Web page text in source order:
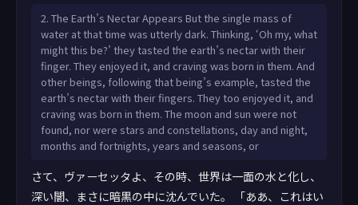
Tesaṁ rasapathaviṁ aṅguliyā sāyataṁ acchādesi, taṇhā ca
tesaṁ okkami. Na candimasūriyā paññāyanti, na
nakkhattāni tārakarūpāni paññāyanti, na rattindivā
paññāyanti, na mās
2. The Earth’s Nectar Appears But the single mass of
water at that time was utterly dark. Thinking, ‘Oh my, what
might this be?’ they tasted the earth’s nectar with their
finger. They enjoyed it, and craving was born in them. And
other beings, following that being’s example, tasted the
earth’s nectar with their fingers. They too enjoyed it, and
craving was born in them. The moon and sun were not
found, nor were stars and constellations, day and night,
months and fortnights, years and seasons, or
さて、ヴァーセッタよ、その時、世界は一面の水と化し、
深い闇、まさに暗黒の中に沈んでいた。 「ああ、これはい